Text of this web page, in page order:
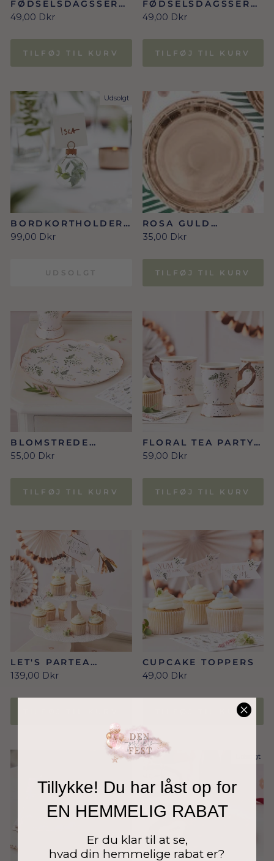
FØDSELSDAGSSERVI
ETTER ROSE GOLD -
HAPPY BIRTHDAY 20
49,00 Dkr
TILFØJ TIL KURV
FØDSELSDAGSSERVI
ETTER GULD -
HAPPY BIRTHDAY 20
49,00 Dkr
TILFØJ TIL KURV
Udsolgt
BORDKORTHOLDERE
6 STK. GLASKUGLER
MED EUCALYPTUS
99,00 Dkr
UDSOLGT
ROSA GULD
TALLERKNER 6 STK.
35,00 Dkr
TILFØJ TIL KURV
BLOMSTREDE
PAPIRTALLERKENER
– 8 STK. FLORAL
55,00 Dkr
TILFØJ TIL KURV
FLORAL TEA PARTY
KRUS
59,00 Dkr
TILFØJ TIL KURV
LET'S PARTEA
KAGESTATIV
139,00 Dkr
CUPCAKE TOPPERS
49,00 Dkr
TILFØJ TIL KURV
Udsolgt
Tillykke! Du har låst op for
EN HEMMELIG RABAT
Er du klar til at se,
hvad din hemmelige rabat er?